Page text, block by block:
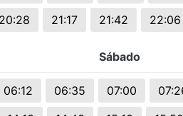
20:28 21:17 21:42 22:06
Sábado
06:12 06:35 07:00